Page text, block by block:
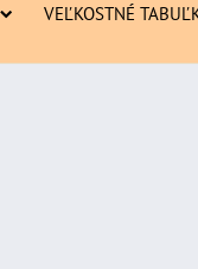
VEĽKOSTNÉ